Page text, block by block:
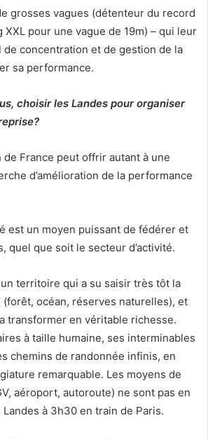
grosses vagues (détenteur du record
XXL pour une vague de 19m) – qui leur
de concentration et de gestion de la
sa performance.
choisir les Landes pour organiser
France peut offrir autant à une
d’amélioration de la performance
est un moyen puissant de fédérer et
quel que soit le secteur d’activité.
territoire qui a su saisir très tôt la
(forêt, océan, réserves naturelles), et
transformer en véritable richesse.
à taille humaine, ses interminables
chemins de randonnée infinis, en
remarquable. Les moyens de
aéroport, autoroute) ne sont pas en
à 3h30 en train de Paris.